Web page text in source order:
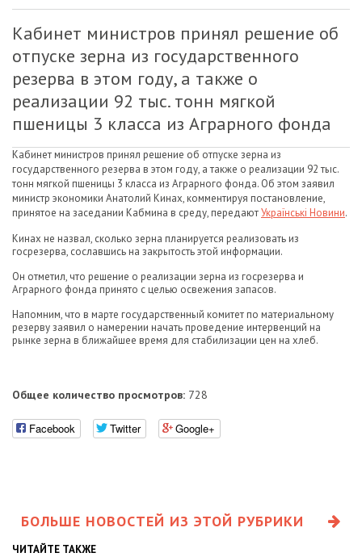
Кабинет министров принял решение об
отпуске зерна из государственного
резерва в этом году, а также о
реализации 92 тыс. тонн мягкой
пшеницы 3 класса из Аграрного фонда
Кабинет министров принял решение об отпуске зерна из
государственного резерва в этом году, а также о реализации 92 тыс.
тонн мягкой пшеницы 3 класса из Аграрного фонда. Об этом заявил
министр экономики Анатолий Кинах, комментируя постановление,
принятое на заседании Кабмина в среду, передаютУкраїнські Новини.
Кинах не назвал, сколько зерна планируется реализовать из
госрезерва, сославшись на закрытость этой информации.
Он отметил, что решение о реализации зерна из госрезерва и
Аграрного фонда принято с целью освежения запасов.
Напомним, что в марте государственный комитет по материальному
резерву заявил о намерении начать проведение интервенций на
рынке зерна в ближайшее время для стабилизации цен на хлеб.
Общее количество просмотров: 728
Facebook Twitter Google+
БОЛЬШЕ НОВОСТЕЙ ИЗ ЭТОЙ РУБРИКИ
ЧИТАЙТЕ ТАКЖЕ